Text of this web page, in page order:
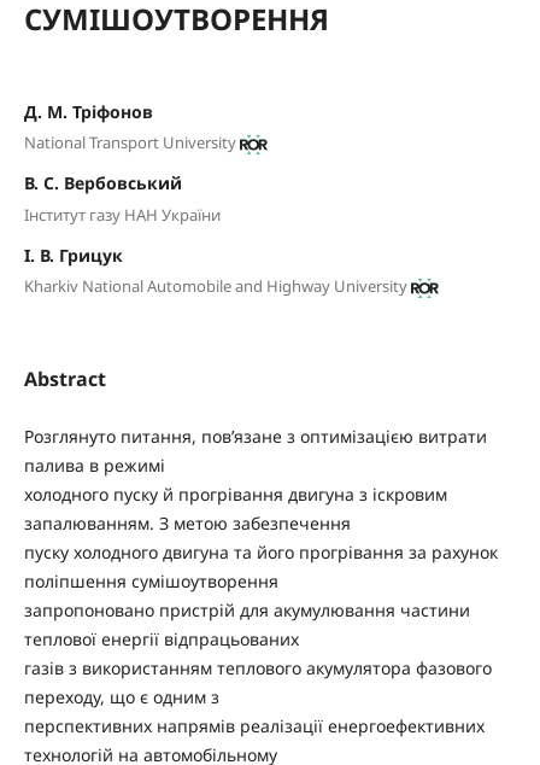
СУМІШОУТВОРЕННЯ
Д. М. Тріфонов
National Transport University
В. С. Вербовський
Інститут газу НАН України
І. В. Грицук
Kharkiv National Automobile and Highway University
Abstract
Розглянуто питання, пов’язане з оптимізацією витрати
палива в режимі
холодного пуску й прогрівання двигуна з іскровим
запалюванням. З метою забезпечення
пуску холодного двигуна та його прогрівання за рахунок
поліпшення сумішоутворення
запропоновано пристрій для акумулювання частини
теплової енергії відпрацьованих
газів з використанням теплового акумулятора фазового
переходу, що є одним з
перспективних напрямів реалізації енергоефективних
технологій на автомобільному